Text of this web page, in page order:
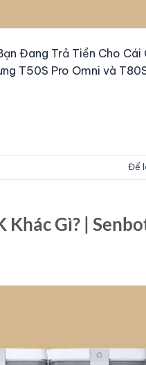
Đang Trả Tiền Cho Cái
T50S Pro Omni và
Để
Khác Gì? |